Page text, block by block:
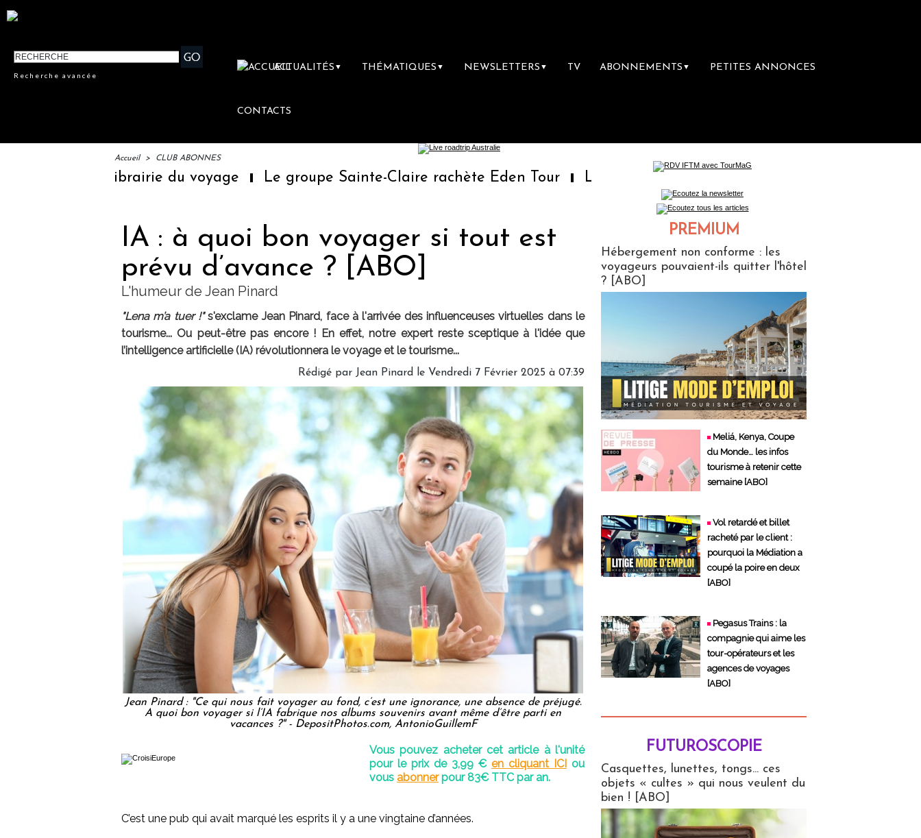
Recherche avancée
ACTUALITÉS ▼ THÉMATIQUES ▼ NEWSLETTERS ▼ TV ABONNEMENTS ▼ PETITES ANNONCES
CONTACTS
Accueil > CLUB ABONNES
librairie du voyage Le groupe Sainte-Claire rachète Eden Tour L’accès aux vacances : un droit inachevé totalement
IA : à quoi bon voyager si tout est
prévu d’avance ? [ABO]
L'humeur de Jean Pinard
"Lena m’a tuer !"s'exclame Jean Pinard, face à l'arrivée des influenceuses virtuelles dans le
tourisme... Ou peut-être pas encore ! En effet, notre expert reste sceptique à l'idée que
l’intelligence artificielle (IA) révolutionnera le voyage et le tourisme...
Rédigé par Jean Pinard le Vendredi 7 Février 2025 à 07:39
Jean Pinard : "Ce qui nous fait voyager au fond, c’est une ignorance, une absence de préjugé.
A quoi bon voyager si l’IA fabrique nos albums souvenirs avant même d’être parti en
vacances ?" - DepositPhotos.com, AntonioGuillemF
Vous pouvez acheter cet article à l'unité
pour le prix de 3,99 € en cliquant ICI ou
vous abonner pour 83€ TTC par an.
C’est une pub qui avait marqué les esprits il y a une vingtaine d’années.
PREMIUM
Hébergement non conforme : les
voyageurs pouvaient-ils quitter l'hôtel
? [ABO]
Meliá, Kenya, Coupe
du Monde… les infos
tourisme à retenir cette
semaine [ABO]
Vol retardé et billet
racheté par le client :
pourquoi la Médiation a
coupé la poire en deux
[ABO]
Pegasus Trains : la
compagnie qui aime les
tour-opérateurs et les
agences de voyages
[ABO]
FUTUROSCOPIE
Casquettes, lunettes, tongs... ces
objets « cultes » qui nous veulent du
bien ! [ABO]